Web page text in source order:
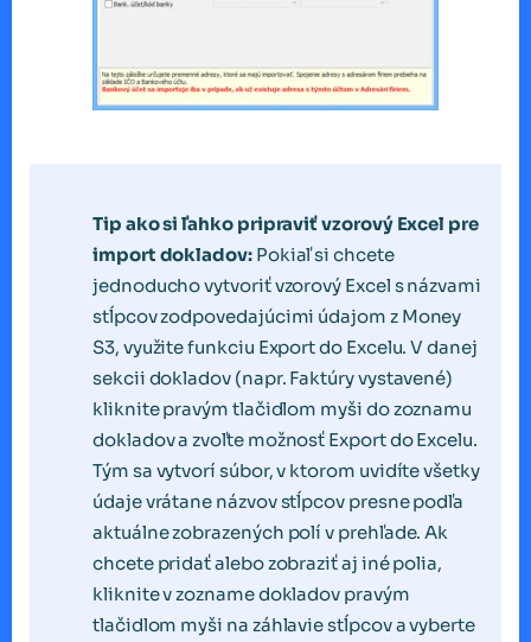
Tip ako si ľahko pripraviť vzorový Excel pre
import dokladov:Pokiaľ si chcete
jednoducho vytvoriť vzorový Excel s názvami
stĺpcov zodpovedajúcimi údajom z Money
S3, využite funkciu Export do Excelu. V danej
sekcii dokladov (napr. Faktúry vystavené)
kliknite pravým tlačidlom myši do zoznamu
dokladov a zvoľte možnosť Export do Excelu.
Tým sa vytvorí súbor, v ktorom uvidíte všetky
údaje vrátane názvov stĺpcov presne podľa
aktuálne zobrazených polí v prehľade. Ak
chcete pridať alebo zobraziť aj iné polia,
kliknite v zozname dokladov pravým
tlačidlom myši na záhlavie stĺpcov a vyberte